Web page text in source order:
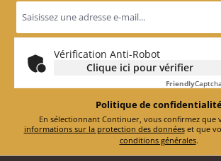
Adresse
e-
*
Vérification Anti-Robot
Clique ici pour vérifier
Friendly
Politique de
informations sur la protection des données
conditions générales.